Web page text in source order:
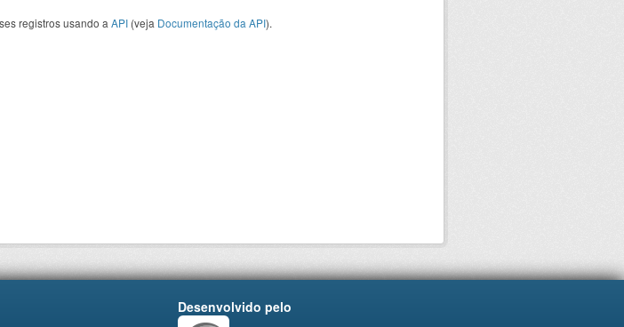
registros usando a API (veja Documentação da API).
Desenvolvido pelo